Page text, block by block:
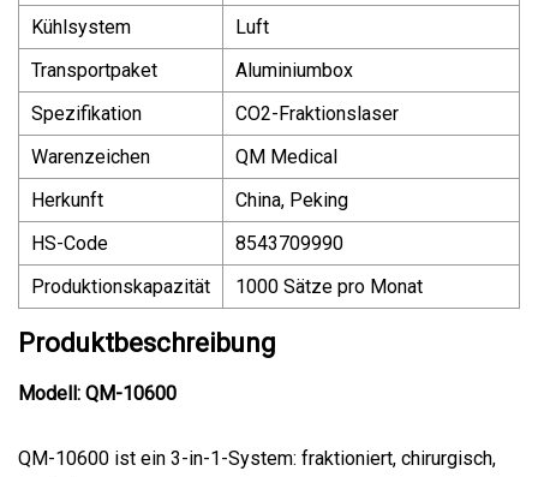
Kühlsystem
Luft
Transportpaket
Aluminiumbox
Spezifikation
CO2-Fraktionslaser
Warenzeichen
QM Medical
Herkunft
China, Peking
HS-Code
8543709990
Produktionskapazität
1000 Sätze pro Monat
Produktbeschreibung
Modell: QM-10600
QM-10600 ist ein 3-in-1-System: fraktioniert, chirurgisch,